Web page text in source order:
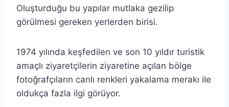
Oluşturduğu bu yapılar mutlaka gezilip
görülmesi gereken yerlerden birisi.
1974 yılında keşfedilen ve son 10 yıldır turistik
amaçlı ziyaretçilerin ziyaretine açılan bölge
fotoğrafçıların canlı renkleri yakalama merakı ile
oldukça fazla ilgi görüyor.